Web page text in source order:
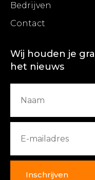
Bedrijven
Contact
Wij houden je
het nieuws
Inschrijven